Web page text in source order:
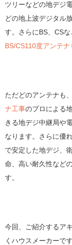
ツリーなどの地デジ
どの地上波デジタル
す。さらにBS、CS
BS/CS110度アンテナ
ただどのアンテナも
ナ工事のプロによる
きる地デジ中継局や
なります。さらに優
で安定した地デジ、
命、高い耐久性など
す。
今回、ご紹介するア
くハウスメーカーで